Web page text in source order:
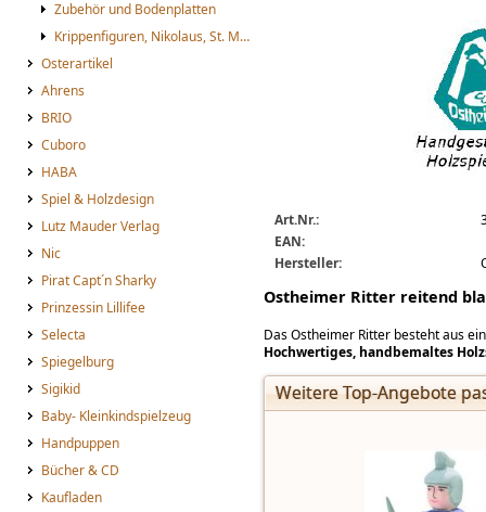
Zubehör und Bodenplatten
Krippenfiguren, Nikolaus, St. Martin
Osterartikel
Ahrens
BRIO
Cuboro
HABA
Spiel & Holzdesign
Lutz Mauder Verlag
Nic
Pirat Capt´n Sharky
Prinzessin Lillifee
Selecta
Spiegelburg
Sigikid
Baby- Kleinkindspielzeug
Handpuppen
Bücher & CD
Kaufladen
Art.Nr.:
EAN:
Hersteller:
Ostheimer Ritter reitend
Das Ostheimer Ritter besteht aus
Hochwertiges, handbemaltes
Weitere Top-Angebote